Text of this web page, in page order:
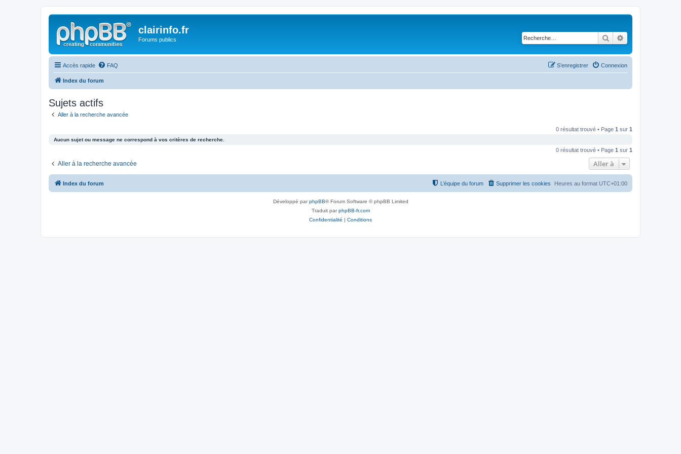
clairinfo.fr
Forums publics Rechercher
Accès rapide FAQ Connexion
S’enregistrer
Index du forum
Sujets actifs
Aller à la recherche avancée
0 résultat trouvé • Page 1 sur 1
Aucun sujet ou message ne correspond à vos critères de recherche.
0 résultat trouvé • Page 1 sur 1
Aller à la recherche avancée Aller à
Index du forum Heures au format UTC+01:00
Supprimer les cookies
L’équipe du forum
Développé parphpBB® Forum Software © phpBB Limited
Traduit parphpBB-fr.com
Confidentialité | Conditions